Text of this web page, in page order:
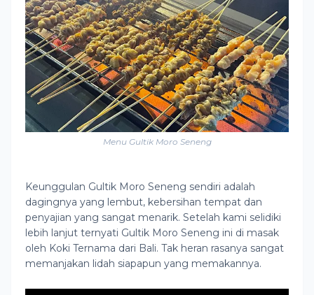
Menu Gultik Moro Seneng
Keunggulan Gultik Moro Seneng sendiri adalah
dagingnya yang lembut, kebersihan tempat dan
penyajian yang sangat menarik. Setelah kami selidiki
lebih lanjut ternyati Gultik Moro Seneng ini di masak
oleh Koki Ternama dari Bali. Tak heran rasanya sangat
memanjakan lidah siapapun yang memakannya.